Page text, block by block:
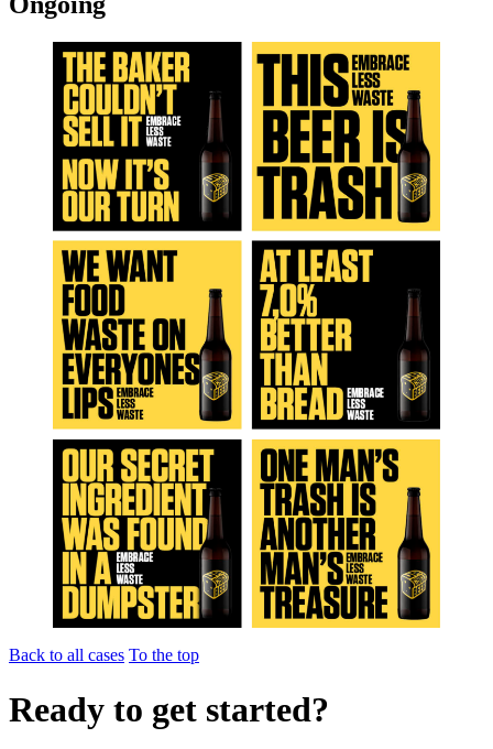
Back to all cases To the top
Ready to get started?